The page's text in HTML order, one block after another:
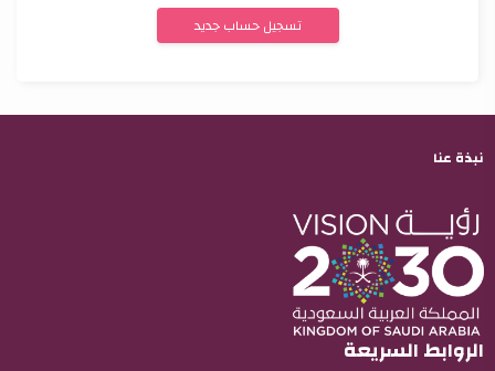
تسجيل حساب جديد
نبذة عنا
الروابط السريعة